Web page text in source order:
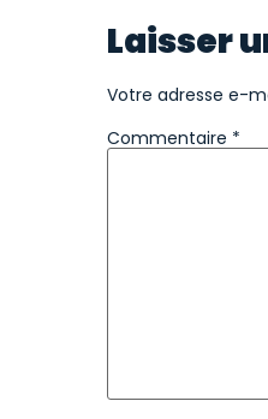
Laisser
Votre adresse e-
Commentaire *